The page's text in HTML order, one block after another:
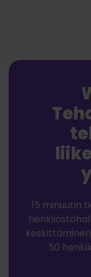
15 minuutin
50